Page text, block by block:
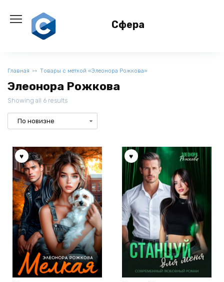
содержанию
Сфера
Главная Товары с меткой «Элеонора Рожкова»
Элеонора Рожкова
Showing all 6 results